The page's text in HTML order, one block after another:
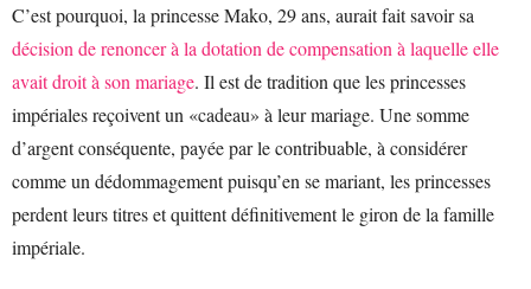
C’est pourquoi, la princesse Mako, 29 ans, aurait fait savoir sa
décision de renoncer à la dotation de compensation à laquelle elle
avait droit à son mariage. Il est de tradition que les princesses
impériales reçoivent un «cadeau» à leur mariage. Une somme
d’argent conséquente, payée par le contribuable, à considérer
comme un dédommagement puisqu’en se mariant, les princesses
perdent leurs titres et quittent définitivement le giron de la famille
impériale.